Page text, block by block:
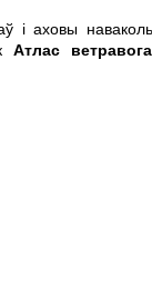
і аховы
Атлас